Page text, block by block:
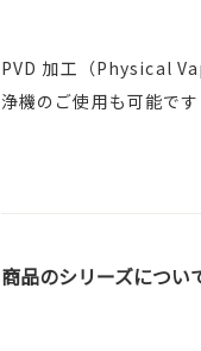
PVD 加工（Physical
浄機のご使用も可能です
商品のシリーズについ